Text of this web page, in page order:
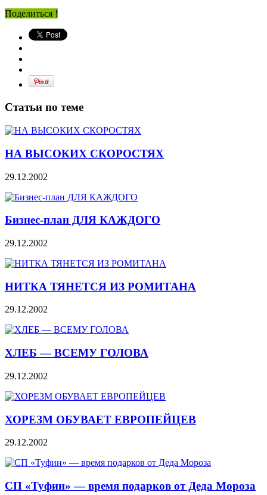
Поделиться !
Статьи по теме
НА ВЫСОКИХ СКОРОСТЯХ
29.12.2002
Бизнес-план ДЛЯ КАЖДОГО
29.12.2002
НИТКА ТЯНЕТСЯ ИЗ РОМИТАНА
29.12.2002
ХЛЕБ — ВСЕМУ ГОЛОВА
29.12.2002
ХОРЕЗМ ОБУВАЕТ ЕВРОПЕЙЦЕВ
29.12.2002
СП «Туфин» — время подарков от Деда Мороза